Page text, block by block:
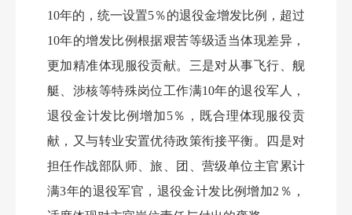
10年的，统一设置5％的退役金增发比例，超过
10年的增发比例根据艰苦等级适当体现差异，
更加精准体现服役贡献。三是对从事飞行、舰
艇、涉核等特殊岗位工作满10年的退役军人，
退役金计发比例增加5％，既合理体现服役贡
献，又与转业安置优待政策衔接平衡。四是对
担任作战部队师、旅、团、营级单位主官累计
满3年的退役军官，退役金计发比例增加2％，